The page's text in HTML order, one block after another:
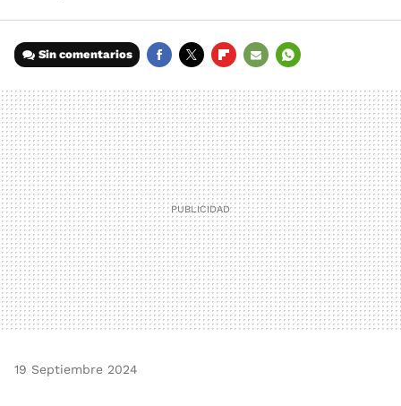
Sin comentarios
MAIL
19 Septiembre 2024